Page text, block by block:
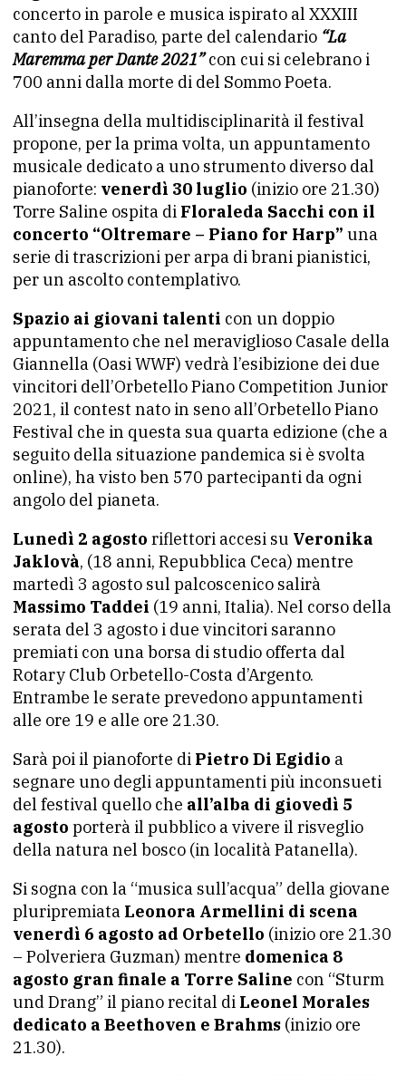
concerto in parole e musica ispirato al XXXIII
canto del Paradiso, parte del calendario “La
Maremma per Dante 2021”con cui si celebrano i
700 anni dalla morte di del Sommo Poeta.
All’insegna della multidisciplinarità il festival
propone, per la prima volta, un appuntamento
musicale dedicato a uno strumento diverso dal
pianoforte: venerdì 30 luglio (inizio ore 21.30)
Torre Saline ospita di Floraleda Sacchi con il
concerto “Oltremare – Piano for Harp” una
serie di trascrizioni per arpa di brani pianistici,
per un ascolto contemplativo.
Spazio ai giovani talenti con un doppio
appuntamento che nel meraviglioso Casale della
Giannella (Oasi WWF) vedrà l’esibizione dei due
vincitori dell’Orbetello Piano Competition Junior
2021, il contest nato in seno all’Orbetello Piano
Festival che in questa sua quarta edizione (che a
seguito della situazione pandemica si è svolta
online), ha visto ben 570 partecipanti da ogni
angolo del pianeta.
Lunedì 2 agosto riflettori accesi su Veronika
Jaklovà, (18 anni, Repubblica Ceca) mentre
martedì 3 agosto sul palcoscenico salirà
Massimo Taddei (19 anni, Italia). Nel corso della
serata del 3 agosto i due vincitori saranno
premiati con una borsa di studio offerta dal
Rotary Club Orbetello-Costa d’Argento.
Entrambe le serate prevedono appuntamenti
alle ore 19 e alle ore 21.30.
Sarà poi il pianoforte di Pietro Di Egidio a
segnare uno degli appuntamenti più inconsueti
del festival quello che all’alba di giovedì 5
agosto porterà il pubblico a vivere il risveglio
della natura nel bosco (in località Patanella).
Si sogna con la “musica sull’acqua” della giovane
pluripremiata Leonora Armellini di scena
venerdì 6 agosto ad Orbetello (inizio ore 21.30
– Polveriera Guzman) mentre domenica 8
agosto gran finale a Torre Saline con “Sturm
und Drang” il piano recital di Leonel Morales
dedicato a Beethoven e Brahms (inizio ore
21.30).